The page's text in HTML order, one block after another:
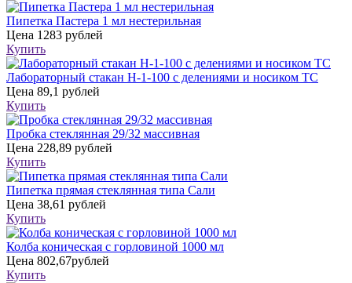
Пипетка Пастера 1 мл нестерильная
Цена 1283 рублей
Купить
Лабораторный стакан Н-1-100 с делениями и носиком ТС
Цена 89,1 рублей
Купить
Пробка стеклянная 29/32 массивная
Цена 228,89 рублей
Купить
Пипетка прямая стеклянная типа Сали
Цена 38,61 рублей
Купить
Колба коническая с горловиной 1000 мл
Цена 802,67рублей
Купить